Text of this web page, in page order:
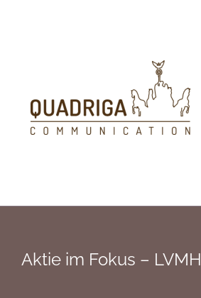
Aktie im Fokus – LVMH